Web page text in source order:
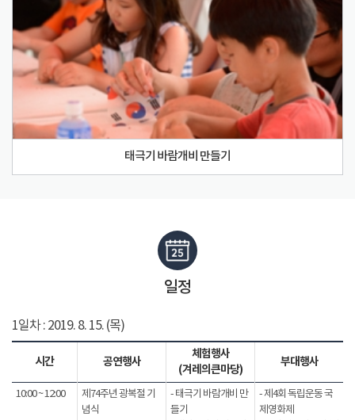
태극기 바람개비 만들기
일정
1일차 : 2019. 8. 15. (목)
시간 공연행사
체험행사
(겨레의큰마당)
부대행사
10:00 ~ 12:00
제74주년 광복절 기
념식
- 태극기 바람개비 만
들기
- 제4회 독립운동 국
제영화제